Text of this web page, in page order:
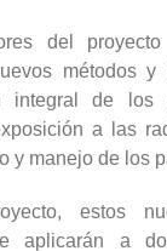
del
métodos y
integral de los
a las
y manejo de los
estos
aplicarán a